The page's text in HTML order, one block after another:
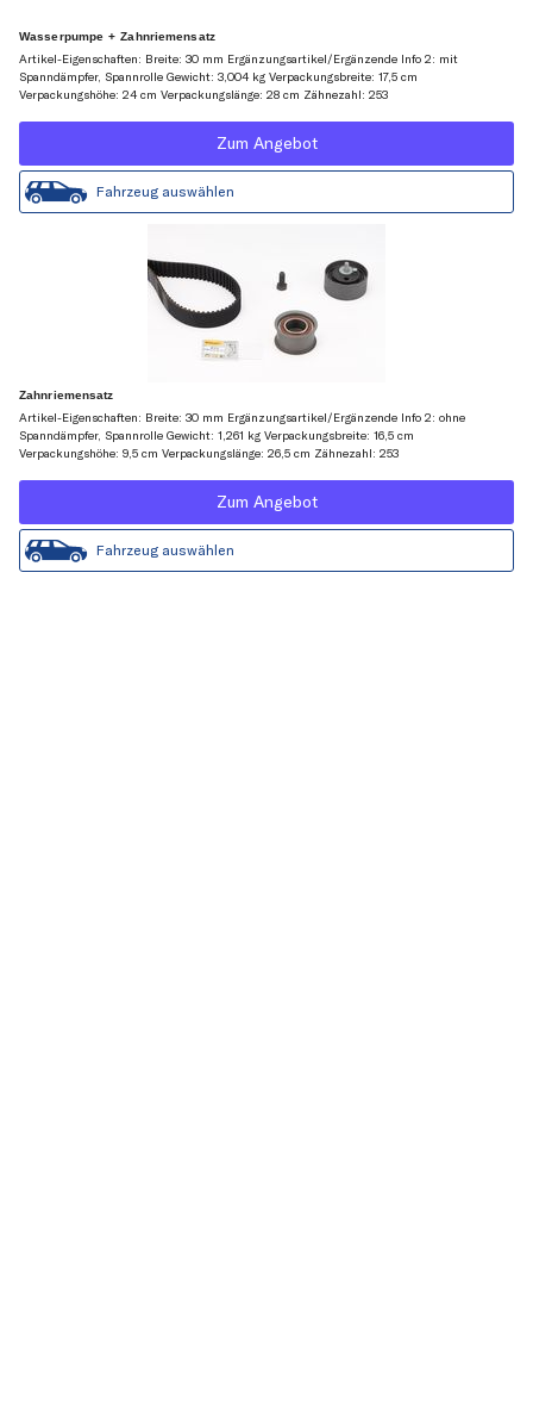
Wasserpumpe + Zahnriemensatz
Artikel-Eigenschaften: Breite: 30 mm Ergänzungsartikel/Ergänzende Info 2: mit
Spanndämpfer, Spannrolle Gewicht: 3,004 kg Verpackungsbreite: 17,5 cm
Verpackungshöhe: 24 cm Verpackungslänge: 28 cm Zähnezahl: 253
Zum Angebot
Fahrzeug auswählen
Zahnriemensatz
Artikel-Eigenschaften: Breite: 30 mm Ergänzungsartikel/Ergänzende Info 2: ohne
Spanndämpfer, Spannrolle Gewicht: 1,261 kg Verpackungsbreite: 16,5 cm
Verpackungshöhe: 9,5 cm Verpackungslänge: 26,5 cm Zähnezahl: 253
Zum Angebot
Fahrzeug auswählen